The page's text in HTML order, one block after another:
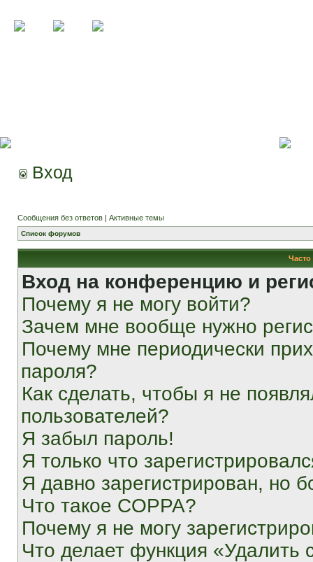
Вход
Сообщения без ответов | Активные темы
Список форумов
Вход на конференцию и
Почему я не могу войти?
Зачем мне вообще нужно
Почему мне периодически
пароля?
Как сделать, чтобы я не
пользователей?
Я забыл пароль!
Я только что
Я давно зарегистрирован, но
Что такое COPPA?
Почему я не могу
Что делает функция «Удалить